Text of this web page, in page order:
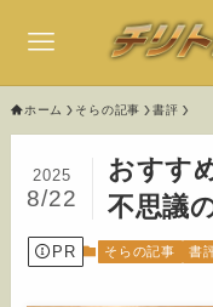
ホーム そらの記事 書評
おすす
不思議
2025
8/22
PR そらの記事 書